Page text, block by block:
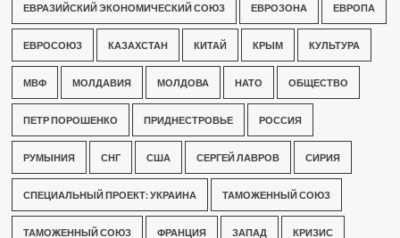
ЕВРАЗИЙСКИЙ ЭКОНОМИЧЕСКИЙ СОЮЗ ЕВРОЗОНА ЕВРОПА
ЕВРОСОЮЗ КАЗАХСТАН КИТАЙ КРЫМ КУЛЬТУРА
МВФ МОЛДАВИЯ МОЛДОВА НАТО ОБЩЕСТВО
ПЕТР ПОРОШЕНКО ПРИДНЕСТРОВЬЕ РОССИЯ
РУМЫНИЯ СНГ США СЕРГЕЙ ЛАВРОВ СИРИЯ
СПЕЦИАЛЬНЫЙ ПРОЕКТ: УКРАИНА ТАМОЖЕННЫЙ СОЮЗ
ТАМОЖЕННЫЙ СОЮЗ ФРАНЦИЯ ЗАПАД КРИЗИС